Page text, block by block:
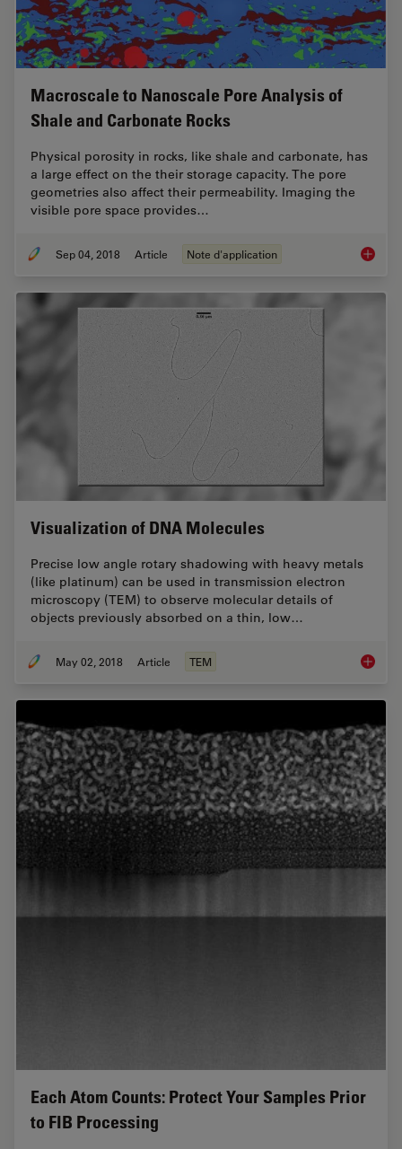
Macroscale to Nanoscale Pore Analysis of
Shale and Carbonate Rocks
Physical porosity in rocks, like shale and carbonate, has
a large effect on the their storage capacity. The pore
geometries also affect their permeability. Imaging the
visible pore space provides…
Sep 04, 2018 Article Note d'application
Visualization of DNA Molecules
Precise low angle rotary shadowing with heavy metals
(like platinum) can be used in transmission electron
microscopy (TEM) to observe molecular details of
objects previously absorbed on a thin, low…
May 02, 2018 Article TEM
Each Atom Counts: Protect Your Samples Prior
to FIB Processing